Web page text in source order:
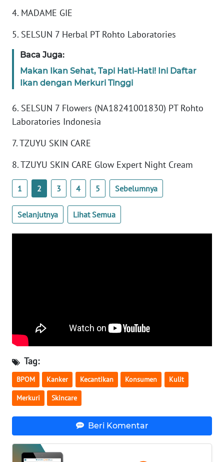
4. MADAME GIE
5. SELSUN 7 Herbal PT Rohto Laboratories
Baca Juga:
Makan Ikan Sehat, Tapi Hati-Hati! Ini Daftar
Ikan dengan Merkuri Tinggi
6. SELSUN 7 Flowers (NA18241001830) PT Rohto
Laboratories Indonesia
7. TZUYU SKIN CARE
8. TZUYU SKIN CARE Glow Expert Night Cream
1 2 3 4 5 Sebelumnya
Selanjutnya Lihat Semua
Tag:
BPOM Kanker Kecantikan Konsumen Kulit
Merkuri Skincare
Beri Komentar
TENTANG
PEDOMAN
MEDIA
REDAKSI
KARIR
DISCLAIMER
Wahana
News
Regional
JABAR
BANTEN
WN
NTT
KEPRI